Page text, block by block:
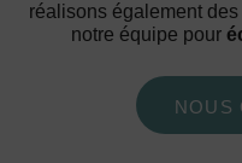
réalisons également des
notre équipe pour
NOUS